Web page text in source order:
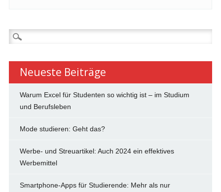
Suchen
nach:
Neueste Beiträge
Warum Excel für Studenten so wichtig ist – im Studium
und Berufsleben
Mode studieren: Geht das?
Werbe- und Streuartikel: Auch 2024 ein effektives
Werbemittel
Smartphone-Apps für Studierende: Mehr als nur